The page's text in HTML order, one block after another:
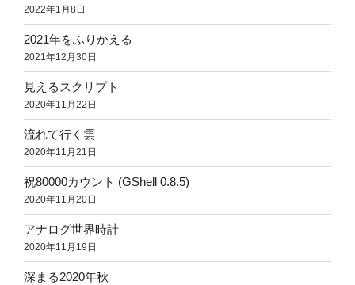
2022年1月8日
2021年をふりかえる
2021年12月30日
見えるスクリプト
2020年11月22日
流れて行く雲
2020年11月21日
祝80000カウント (GShell 0.8.5)
2020年11月20日
アナログ世界時計
2020年11月19日
深まる2020年秋